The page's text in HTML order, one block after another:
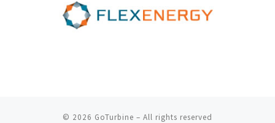
© 2026 GoTurbine – All rights reserved